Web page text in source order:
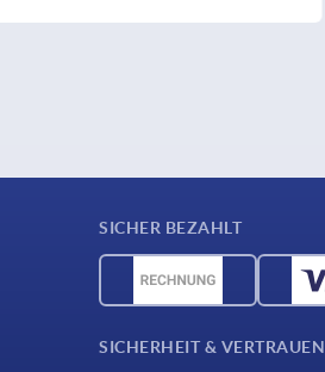
SICHER BEZAHLT
SICHERHEIT & VERTRAUEN